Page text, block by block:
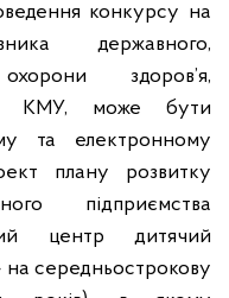
конкурсу на
державного,
здоров’я,
КМУ, може бути
та електронному
плану розвитку
підприємства
центр дитячий
середньострокову